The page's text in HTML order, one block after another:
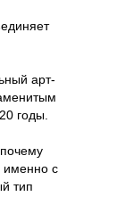
арт-
годы.
именно с
тип